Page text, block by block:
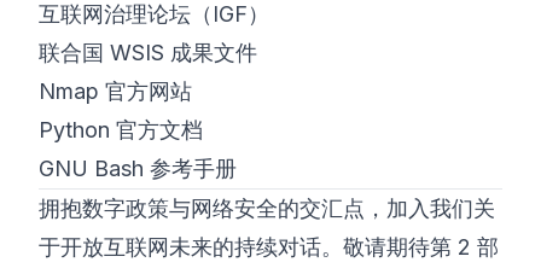
互联网治理论坛（IGF）
联合国 WSIS 成果文件
Nmap 官方网站
Python 官方文档
GNU Bash 参考手册
拥抱数字政策与网络安全的交汇点，加入我们关
于开放互联网未来的持续对话。敬请期待第 2 部